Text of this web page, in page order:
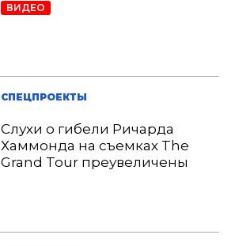
ВИДЕО
СПЕЦПРОЕКТЫ
Слухи о гибели Ричарда
Хаммонда на съемках The
Grand Tour преувеличены